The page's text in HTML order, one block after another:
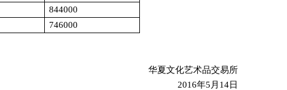
844000
746000
华夏文化艺术品交易所
2016年5 月 14日